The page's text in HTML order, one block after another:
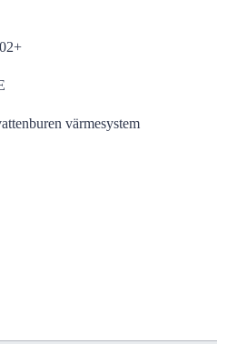
värmesystem